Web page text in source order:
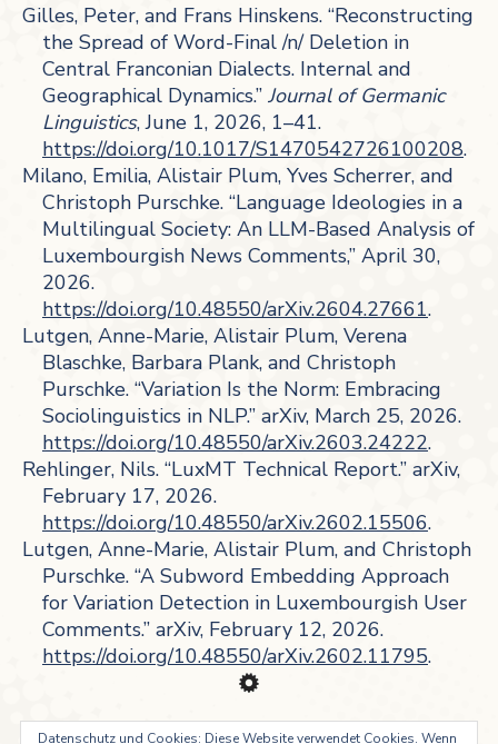
Gilles, Peter, and Frans Hinskens. “Reconstructing
the Spread of Word-Final /n/ Deletion in
Central Franconian Dialects. Internal and
Geographical Dynamics.” Journal of Germanic
Linguistics, June 1, 2026, 1–41.
https://doi.org/10.1017/S1470542726100208.
Milano, Emilia, Alistair Plum, Yves Scherrer, and
Christoph Purschke. “Language Ideologies in a
Multilingual Society: An LLM-Based Analysis of
Luxembourgish News Comments,” April 30,
2026.
https://doi.org/10.48550/arXiv.2604.27661.
Lutgen, Anne-Marie, Alistair Plum, Verena
Blaschke, Barbara Plank, and Christoph
Purschke. “Variation Is the Norm: Embracing
Sociolinguistics in NLP.” arXiv, March 25, 2026.
https://doi.org/10.48550/arXiv.2603.24222.
Rehlinger, Nils. “LuxMT Technical Report.” arXiv,
February 17, 2026.
https://doi.org/10.48550/arXiv.2602.15506.
Lutgen, Anne-Marie, Alistair Plum, and Christoph
Purschke. “A Subword Embedding Approach
for Variation Detection in Luxembourgish User
Comments.” arXiv, February 12, 2026.
https://doi.org/10.48550/arXiv.2602.11795.
Datenschutz und Cookies: Diese Website verwendet Cookies. Wenn